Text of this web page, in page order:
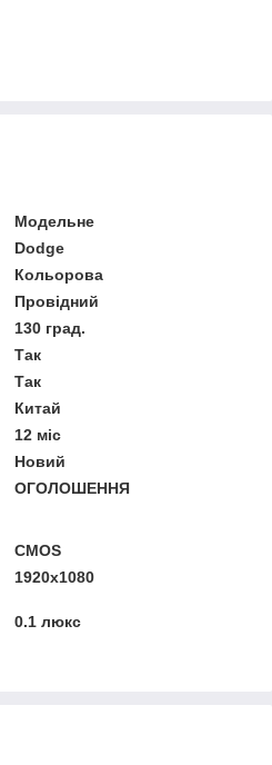
Модельне
Dodge
Кольорова
Провідний
130 град.
Так
Так
Китай
12 міс
Новий
ОГОЛОШЕННЯ
CMOS
1920x1080
0.1 люкс